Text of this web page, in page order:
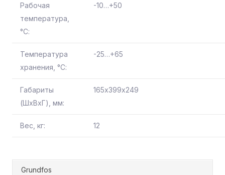
Рабочая
температура,
°С:
-10…+50
Температура
хранения, °С:
-25…+65
Габариты
(ШхВхГ), мм:
165х399х249
Вес, кг: 12
Grundfos